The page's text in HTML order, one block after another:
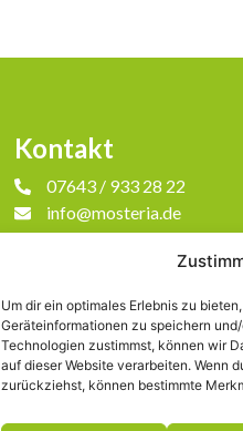
Um dir ein optimales Erlebnis zu
Geräteinformationen zu speichern
Technologien zustimmst, können wir
auf dieser Website verarbeiten. Wenn
zurückziehst, können bestimmte
Kontakt
07643 / 933 28 22
info@mosteria.de